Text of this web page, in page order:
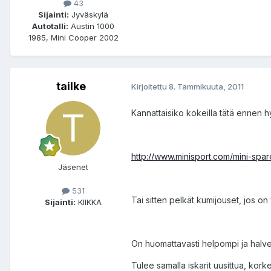
43
Sijainti: Jyväskylä
Autotalli: Austin 1000
1985, Mini Cooper 2002
tailke
Jäsenet
531
Sijainti: KIIKKA
Kirjoitettu 8. Tammikuuta, 2011
Kannattaisiko kokeilla tätä ennen
http://www.minisport.com/mini-
Tai sitten pelkät kumijouset, jos on
On huomattavasti helpompi ja
Tulee samalla iskarit uusittua,